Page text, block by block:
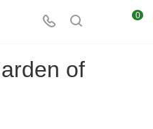
0
of